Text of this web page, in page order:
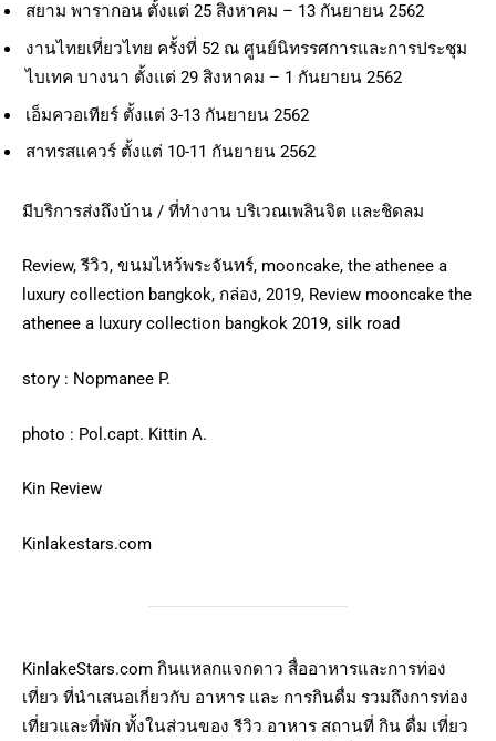
สยาม พารากอน ตั้งแต่ 25 สิงหาคม – 13 กันยายน 2562
งานไทยเที่ยวไทย ครั้งที่ 52 ณ ศูนย์นิทรรศการและการประชุม
ไบเทค บางนา ตั้งแต่ 29 สิงหาคม – 1 กันยายน 2562
เอ็มควอเทียร์ ตั้งแต่ 3-13 กันยายน 2562
สาทรสแควร์ ตั้งแต่ 10-11 กันยายน 2562
มีบริการส่งถึงบ้าน / ที่ทำงาน บริเวณเพลินจิต และชิดลม
Review, รีวิว, ขนมไหว้พระจันทร์, mooncake, the athenee a
luxury collection bangkok, กล่อง, 2019, Review mooncake the
athenee a luxury collection bangkok 2019, silk road
story : Nopmanee P.
photo : Pol.capt. Kittin A.
Kin Review
Kinlakestars.com
KinlakeStars.com กินแหลกแจกดาว สื่ออาหารและการท่อง
เที่ยว ที่นำเสนอเกี่ยวกับ อาหาร และ การกินดื่ม รวมถึงการท่อง
เที่ยวและที่พัก ทั้งในส่วนของ รีวิว อาหาร สถานที่ กิน ดื่ม เที่ยว